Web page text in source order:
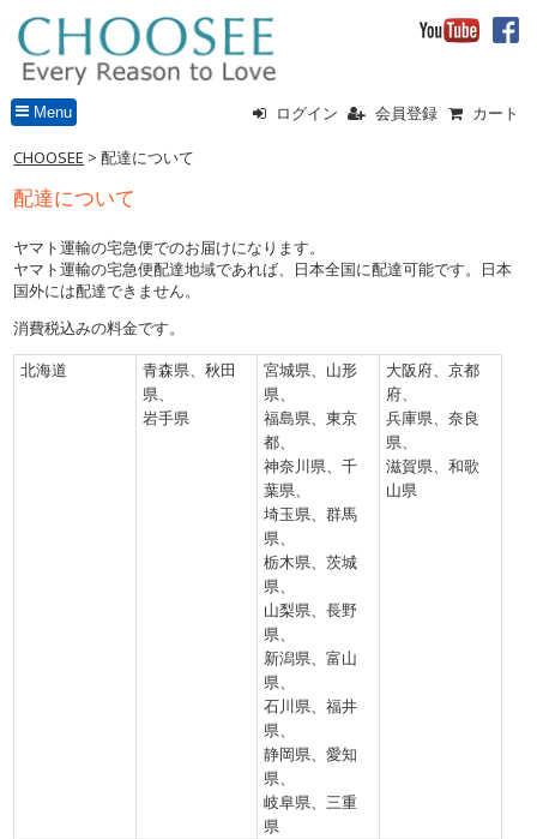
ログイン 会員登録 カート
Menu
CHOOSEE > 配達について
配達について
ヤマト運輸の宅急便でのお届けになります。
ヤマト運輸の宅急便配達地域であれば、日本全国に配達可能です。日本
国外には配達できません。
消費税込みの料金です。
北海道
青森県、秋田
県、
岩手県
宮城県、山形
県、
福島県、東京
都、
神奈川県、千
葉県、
埼玉県、群馬
県、
栃木県、茨城
県、
山梨県、長野
県、
新潟県、富山
県、
石川県、福井
県、
静岡県、愛知
県、
岐阜県、三重
県
大阪府、京都
府、
兵庫県、奈良
県、
滋賀県、和歌
山県